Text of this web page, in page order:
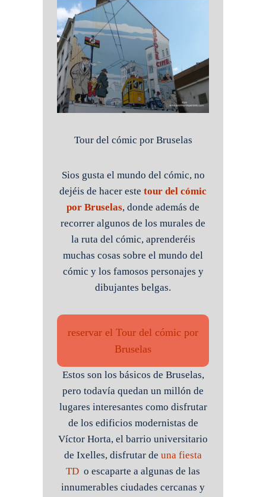
Tour del cómic por Bruselas
Sios gusta el mundo del cómic, no
dejéis de hacer este tour del cómic
por Bruselas, donde además de
recorrer algunos de los murales de
la ruta del cómic, aprenderéis
muchas cosas sobre el mundo del
cómic y los famosos personajes y
dibujantes belgas.
reservar el Tour del cómic por
Bruselas
Estos son los básicos de Bruselas,
pero todavía quedan un millón de
lugares interesantes como disfrutar
de los edificios modernistas de
Víctor Horta, el barrio universitario
de Ixelles, disfrutar de una fiesta
TD o escaparte a algunas de las
innumerables ciudades cercanas y